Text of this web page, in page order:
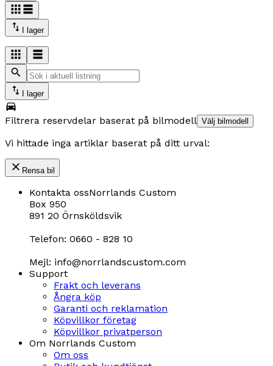
I lager
I lager
Filtrera reservdelar baserat på bilmodell Välj bilmodell
Vi hittade inga artiklar baserat på ditt urval:
Rensa bil
Kontakta ossNorrlands Custom
Box 950
891 20 Örnsköldsvik
Telefon: 0660 - 828 10
Mejl: info@norrlandscustom.com
Support
Frakt och leverans
Ångra köp
Garanti och reklamation
Köpvillkor företag
Köpvillkor privatperson
Om Norrlands Custom
Om oss